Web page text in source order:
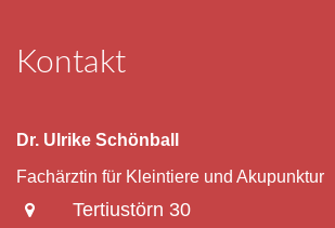
Kontakt
Dr. Ulrike Schönball
Fachärztin für Kleintiere und Akupunktur
Tertiustörn 30